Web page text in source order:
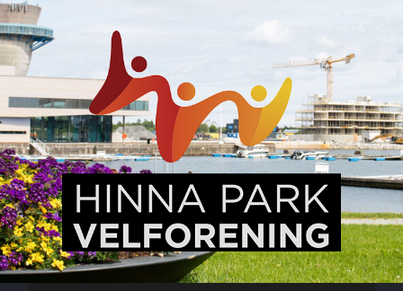
Hinna
Park,
en